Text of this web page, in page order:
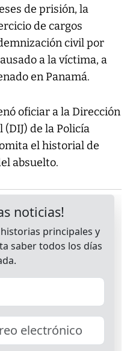
de prisión, la
de cargos
civil por
a la víctima, a
en Panamá.
oficiar a la Dirección
de la Policía
el historial de
absuelto.